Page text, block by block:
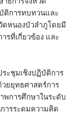
ติการทบทวนและ
หนองบัวลำภูโดยมี
รที่เกี่ยวข้อง และ
ะชุมเชิงปฏิบัติการ
ยยุทธศาสตร์การ
การศึกษาในระดับ
ารระดมความคิด